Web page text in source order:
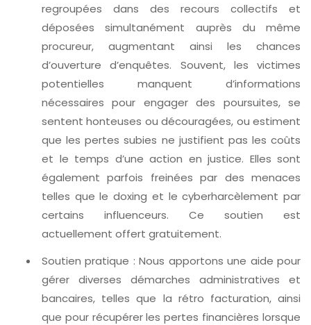
regroupées dans des recours collectifs et
déposées simultanément auprès du même
procureur, augmentant ainsi les chances
d’ouverture d’enquêtes. Souvent, les victimes
potentielles manquent d’informations
nécessaires pour engager des poursuites, se
sentent honteuses ou découragées, ou estiment
que les pertes subies ne justifient pas les coûts
et le temps d’une action en justice. Elles sont
également parfois freinées par des menaces
telles que le doxing et le cyberharcèlement par
certains influenceurs. Ce soutien est
actuellement offert gratuitement.
Soutien pratique : Nous apportons une aide pour
gérer diverses démarches administratives et
bancaires, telles que la rétro facturation, ainsi
que pour récupérer les pertes financières lorsque